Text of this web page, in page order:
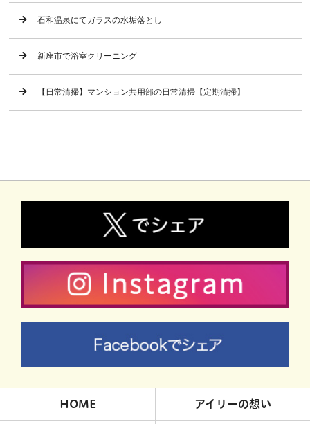
石和温泉にてガラスの水垢落とし
新座市で浴室クリーニング
【日常清掃】マンション共用部の日常清掃【定期清掃】
HOME アイリーの想い